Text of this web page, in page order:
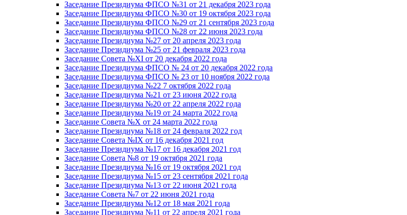
Заседание Президиума ФПСО №31 от 21 декабря 2023 года
Заседание Президиума ФПСО №30 от 19 октября 2023 года
Заседание Президиума ФПСО №29 от 21 сентября 2023 года
Заседание Президиума ФПСО №28 от 22 июня 2023 года
Заседание Президиума №27 от 20 апреля 2023 года
Заседание Президиума №25 от 21 февраля 2023 года
Заседание Совета №XI от 20 декабря 2022 года
Заседание Президиума ФПСО № 24 от 20 декабря 2022 года
Заседание Президиума ФПСО № 23 от 10 ноября 2022 года
Заседание Президиума №22 7 октября 2022 года
Заседание Президиума №21 от 23 июня 2022 года
Заседание Президиума №20 от 22 апреля 2022 года
Заседание Президиума №19 от 24 марта 2022 года
Заседание Совета №X от 24 марта 2022 года
Заседание Президиума №18 от 24 февраля 2022 год
Заседание Совета №IX от 16 декабря 2021 год
Заседание Президиума №17 от 16 декабря 2021 год
Заседание Совета №8 от 19 октября 2021 года
Заседание Президиума №16 от 19 октября 2021 год
Заседание Президиума №15 от 23 сентября 2021 года
Заседание Президиума №13 от 22 июня 2021 года
Заседание Совета №7 от 22 июня 2021 года
Заседание Президиума №12 от 18 мая 2021 года
Заседание Президиума №11 от 22 апреля 2021 года